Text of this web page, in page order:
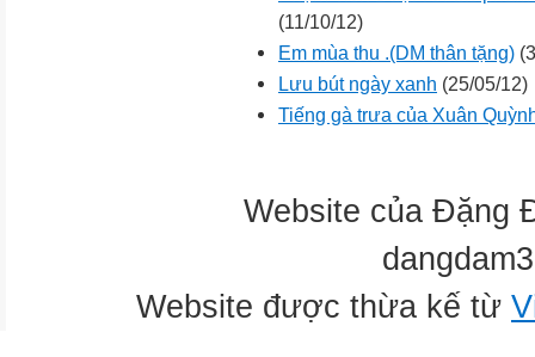
(11/10/12)
Em mùa thu .(DM thân tặng)
Lưu bút ngày xanh (25/05/12)
Tiếng gà trưa của Xuân
Website của Đặng
Website được thừa kế từ